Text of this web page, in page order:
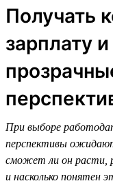
Получать
зарплату
При выборе
перспективы
сможет ли он расти,
и насколько понятен